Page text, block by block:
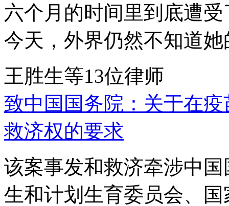
六个月的时间里到底遭
今天，外界仍然不知道
王胜生等13位律师
致中国国务院：关于在
救济权的要求
该案事发和救济牵涉中
生和计划生育委员会、